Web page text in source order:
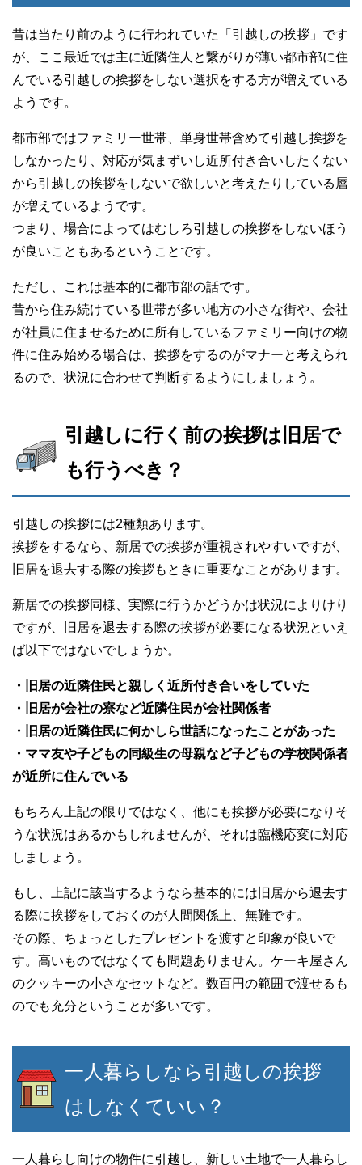
昔は当たり前のように行われていた「引越しの挨拶」です
が、ここ最近では主に近隣住人と繋がりが薄い都市部に住
んでいる引越しの挨拶をしない選択をする方が増えている
ようです。
都市部ではファミリー世帯、単身世帯含めて引越し挨拶を
しなかったり、対応が気まずいし近所付き合いしたくない
から引越しの挨拶をしないで欲しいと考えたりしている層
が増えているようです。
つまり、場合によってはむしろ引越しの挨拶をしないほう
が良いこともあるということです。
ただし、これは基本的に都市部の話です。
昔から住み続けている世帯が多い地方の小さな街や、会社
が社員に住ませるために所有しているファミリー向けの物
件に住み始める場合は、挨拶をするのがマナーと考えられ
るので、状況に合わせて判断するようにしましょう。
引越しに行く前の挨拶は旧居で
も行うべき？
引越しの挨拶には2種類あります。
挨拶をするなら、新居での挨拶が重視されやすいですが、
旧居を退去する際の挨拶もときに重要なことがあります。
新居での挨拶同様、実際に行うかどうかは状況によりけり
ですが、旧居を退去する際の挨拶が必要になる状況といえ
ば以下ではないでしょうか。
・旧居の近隣住民と親しく近所付き合いをしていた
・旧居が会社の寮など近隣住民が会社関係者
・旧居の近隣住民に何かしら世話になったことがあった
・ママ友や子どもの同級生の母親など子どもの学校関係者
が近所に住んでいる
もちろん上記の限りではなく、他にも挨拶が必要になりそ
うな状況はあるかもしれませんが、それは臨機応変に対応
しましょう。
もし、上記に該当するようなら基本的には旧居から退去す
る際に挨拶をしておくのが人間関係上、無難です。
その際、ちょっとしたプレゼントを渡すと印象が良いで
す。高いものではなくても問題ありません。ケーキ屋さん
のクッキーの小さなセットなど。数百円の範囲で渡せるも
のでも充分ということが多いです。
一人暮らしなら引越しの挨拶
はしなくていい？
一人暮らし向けの物件に引越し、新しい土地で一人暮らし